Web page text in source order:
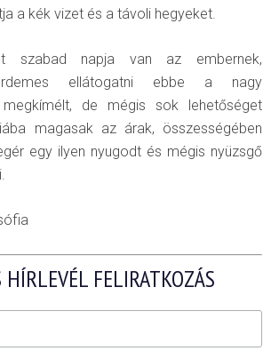
a kék vizet és a távoli hegyeket.
szabad napja van az embernek,
ellátogatni ebbe a nagy
megkímélt, de mégis sok lehetőséget
magasak az árak, összességében
egy ilyen nyugodt és mégis nyüzsgő
HÍRLEVÉL FELIRATKOZÁS